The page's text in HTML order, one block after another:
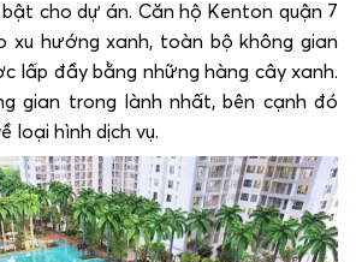
cho dự án. Căn hộ Kenton quận 7
xu hướng xanh, toàn bộ không gian
lấp đầy bằng những hàng cây xanh.
gian trong lành nhất, bên cạnh đó
loại hình dịch vụ.